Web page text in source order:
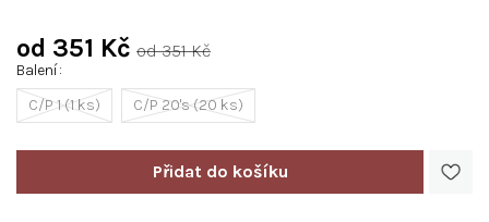
Balení
C/P 1 (1 ks)
C/P 20's (20 ks)
od 351 Kč
od 351 Kč
cena:
z
hvězdiček.